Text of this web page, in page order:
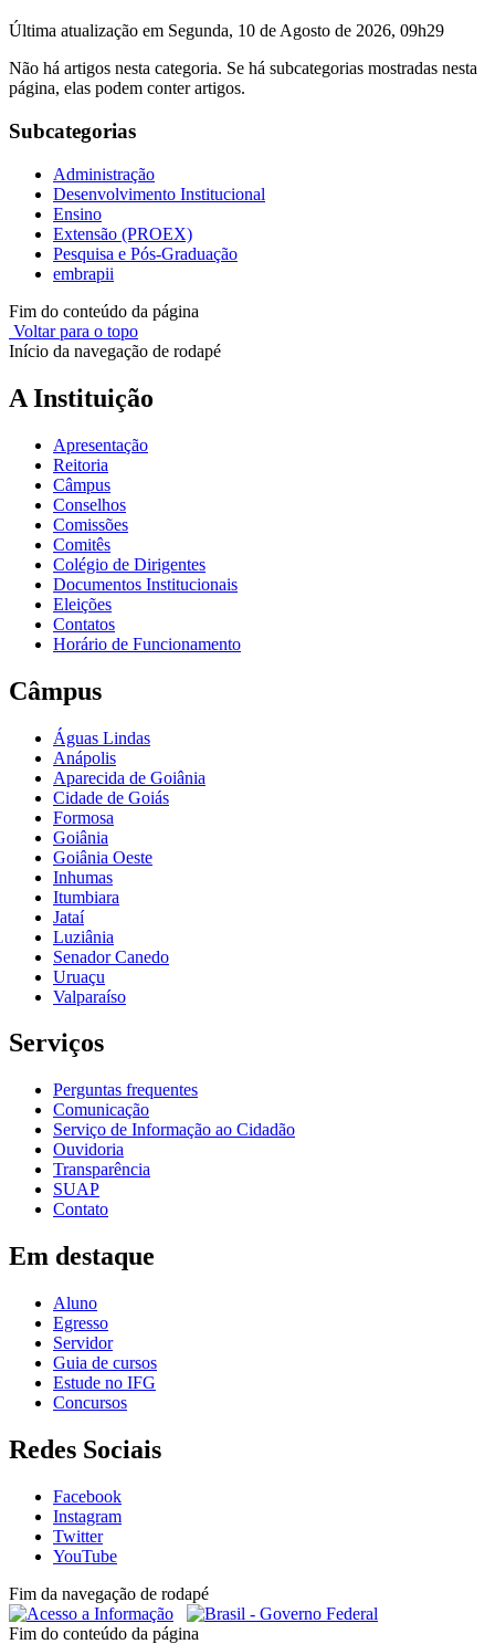
Última atualização em Segunda, 10 de Agosto de 2026, 09h29
Não há artigos nesta categoria. Se há subcategorias mostradas nesta
página, elas podem conter artigos.
Subcategorias
Administração
Desenvolvimento Institucional
Ensino
Extensão (PROEX)
Pesquisa e Pós-Graduação
embrapii
Fim do conteúdo da página
Voltar para o topo
Início da navegação de rodapé
A Instituição
Apresentação
Reitoria
Câmpus
Conselhos
Comissões
Comitês
Colégio de Dirigentes
Documentos Institucionais
Eleições
Contatos
Horário de Funcionamento
Câmpus
Águas Lindas
Anápolis
Aparecida de Goiânia
Cidade de Goiás
Formosa
Goiânia
Goiânia Oeste
Inhumas
Itumbiara
Jataí
Luziânia
Senador Canedo
Uruaçu
Valparaíso
Serviços
Perguntas frequentes
Comunicação
Serviço de Informação ao Cidadão
Ouvidoria
Transparência
SUAP
Contato
Em destaque
Aluno
Egresso
Servidor
Guia de cursos
Estude no IFG
Concursos
Redes Sociais
Facebook
Instagram
Twitter
YouTube
Fim da navegação de rodapé
Fim do conteúdo da página